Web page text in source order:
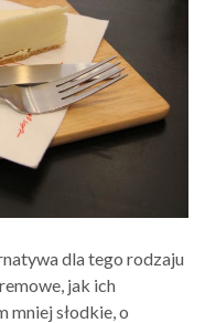
dla tego rodzaju
jak ich
mniej słodkie, o